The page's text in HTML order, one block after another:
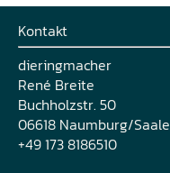
Kontakt
dieringmacher
René Breite
Buchholzstr. 50
06618 Naumburg/Saale
+49 173 8186510